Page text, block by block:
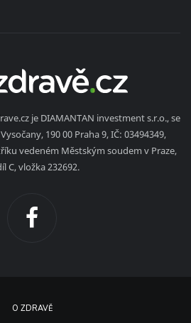
je DIAMANTAN investment s.r.o., se
190 00 Praha 9, IČ: 03494349,
vedeném Městským soudem v Praze,
C, vložka 232692.
O ZDRAVĚ